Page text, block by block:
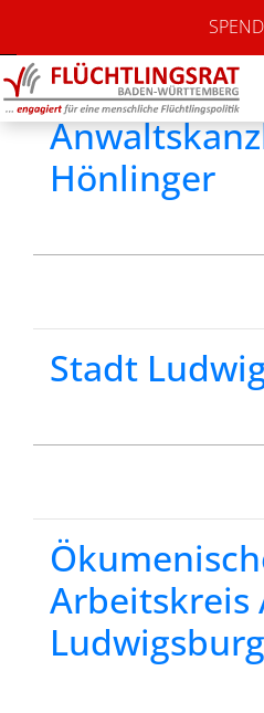
Standort:
Ludwigsburg
Hönlinger
Stadt
Arbeitskreis